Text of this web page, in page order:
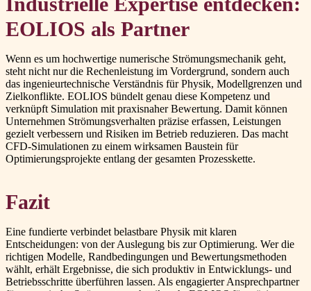
EOLIOS als Partner
Wenn es um hochwertige numerische Strömungsmechanik geht,
steht nicht nur die Rechenleistung im Vordergrund, sondern auch
das ingenieurtechnische Verständnis für Physik, Modellgrenzen und
Zielkonflikte. EOLIOS bündelt genau diese Kompetenz und
verknüpft Simulation mit praxisnaher Bewertung. Damit können
Unternehmen Strömungsverhalten präzise erfassen, Leistungen
gezielt verbessern und Risiken im Betrieb reduzieren. Das macht
CFD-Simulationen zu einem wirksamen Baustein für
Optimierungsprojekte entlang der gesamten Prozesskette.
Fazit
Eine fundierte verbindet belastbare Physik mit klaren
Entscheidungen: von der Auslegung bis zur Optimierung. Wer die
richtigen Modelle, Randbedingungen und Bewertungsmethoden
wählt, erhält Ergebnisse, die sich produktiv in Entwicklungs- und
Betriebsschritte überführen lassen. Als engagierter Ansprechpartner